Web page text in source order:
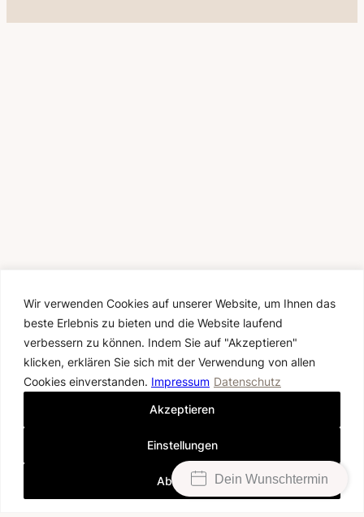
Wir verwenden Cookies auf unserer Website, um Ihnen das
beste Erlebnis zu bieten und die Website laufend
verbessern zu können. Indem Sie auf "Akzeptieren"
klicken, erklären Sie sich mit der Verwendung von allen
Cookies einverstanden. Impressum Datenschutz
Einstellungen
Ablehnen
Akzeptieren
50% SUMMER SALE
HALF THE PRICE. ALL THE MAGIC.
Nur im August erhältst du 50 % Rabatt auf alle
vorhandenen Musterbrautkleider.
Entdecke ausgewählte Einzelstücke und finde
dein Traumkleid zum halben Preis. Jedes Kleid
ist nur einmal verfügbar – sichere dir jetzt
Die Aktion gilt vom 1. bis 31. August 2026
ausschließlich für vorhandene Musterkleider
und nur solange der Vorrat reicht. Nicht mit
anderen Aktionen kombinierbar. Änderungen
sind nicht im Preis enthalten.
Dein Wunschtermin